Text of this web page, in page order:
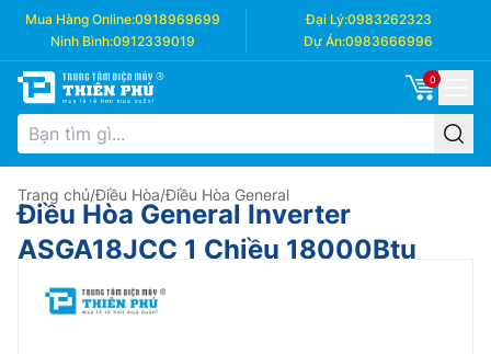
Mua Hàng Online:0918969699 Đại Lý:0983262323
Ninh Bình:0912339019 Dự Án:0983666996
0
Trang chủ/Điều Hòa/Điều Hòa General
Điều Hòa General Inverter
ASGA18JCC 1 Chiều 18000Btu